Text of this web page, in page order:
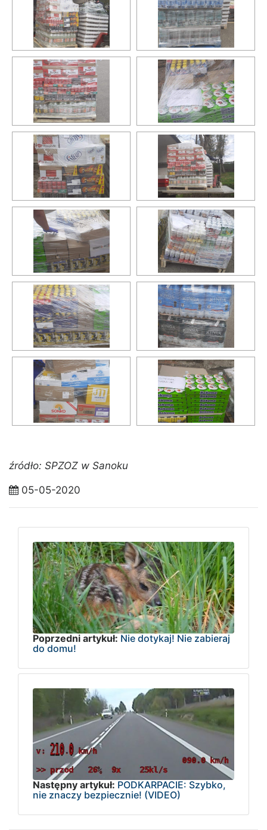
źródło: SPZOZ w Sanoku
05-05-2020
Poprzedni artykuł: Nie dotykaj! Nie zabieraj
do domu!
Następny artykuł: PODKARPACIE: Szybko,
nie znaczy bezpiecznie! (VIDEO)